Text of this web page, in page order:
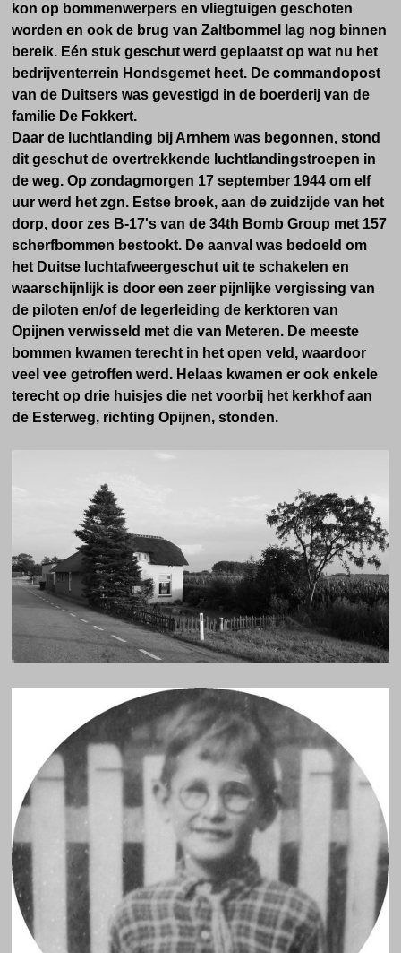
kon op bommenwerpers en vliegtuigen geschoten
worden en ook de brug van Zaltbommel lag nog binnen
bereik. Eén stuk geschut werd geplaatst op wat nu het
bedrijventerrein Hondsgemet heet. De commandopost
van de Duitsers was gevestigd in de boerderij van de
familie De Fokkert.
Daar de luchtlanding bij Arnhem was begonnen, stond
dit geschut de overtrekkende luchtlandingstroepen in
de weg. Op zondagmorgen 17 september 1944 om elf
uur werd het zgn. Estse broek, aan de zuidzijde van het
dorp, door zes B-17's van de 34th Bomb Group met 157
scherfbommen bestookt. De aanval was bedoeld om
het Duitse luchtafweergeschut uit te schakelen en
waarschijnlijk is door een zeer pijnlijke vergissing van
de piloten en/of de legerleiding de kerktoren van
Opijnen verwisseld met die van Meteren. De meeste
bommen kwamen terecht in het open veld, waardoor
veel vee getroffen werd. Helaas kwamen er ook enkele
terecht op drie huisjes die net voorbij het kerkhof aan
de Esterweg, richting Opijnen, stonden.